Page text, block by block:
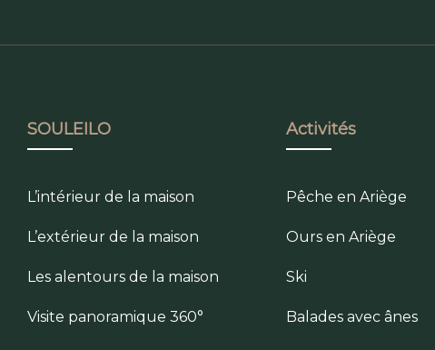
SOULEILO
L’intérieur de la maison
L’extérieur de la maison
Les alentours de la maison
Visite panoramique 360°
Activités
Pêche en Ariège
Ours en Ariège
Ski
Balades avec ânes